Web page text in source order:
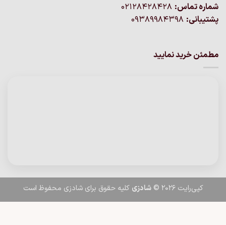
شماره تماس:
پشتیبانی:
مطمئن خرید نمایید
کپی‌رایت 2026 © شادزی کلیه حقوق برای شادزی محفوظ است